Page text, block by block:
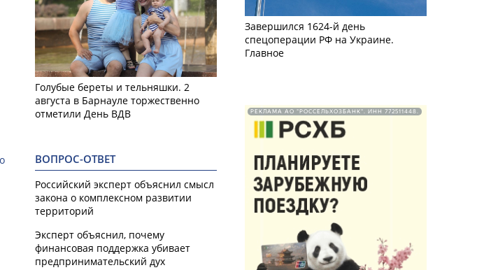
Голубые береты и тельняшки. 2
августа в Барнауле торжественно
отметили День ВДВ
ВОПРОС-ОТВЕТ
Российский эксперт объяснил смысл
закона о комплексном развитии
территорий
Эксперт объяснил, почему
финансовая поддержка убивает
предпринимательский дух
Завершился 1624-й день
спецоперации РФ на Украине.
Главное
РЕКЛАМА АО "РОССЕЛЬХОЗБАНК". ИНН 772511448.